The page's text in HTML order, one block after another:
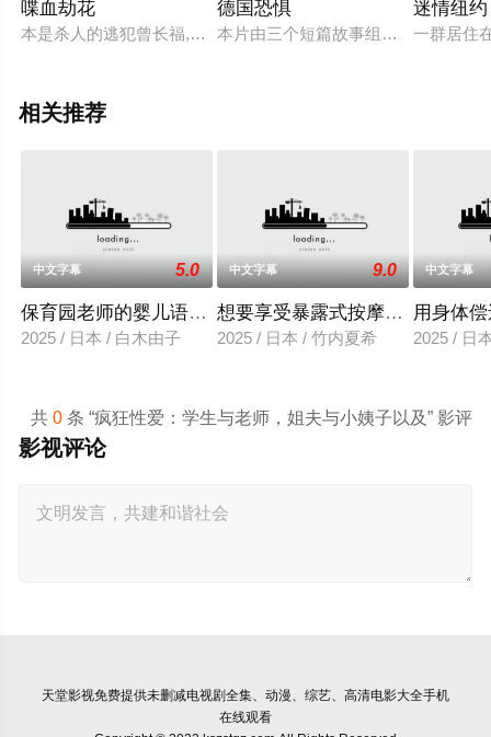
喋血劫花
本是杀人的逃犯曾长福,重获自由之身.不想,适才呼吸到新鲜空
德国恐惧
本片由三个短篇故事组成：年轻女孩
迷情纽约
一群居住
相关推荐
中文字幕 5.0
保育园老师的婴儿语让人超兴奋
2025 / 日本 / 白木由子
中文字幕 9.0
想要享受暴露式按摩的已婚女子
2025 / 日本 / 竹内夏希
中文字幕
用身体
2025 / 日
共0 条 “疯狂性爱：学生与老师，姐夫与小姨子以及” 影评
影视评论
天堂影视免费提供未删减电视剧全集、动漫、综艺、高清电影大全手机
在线观看